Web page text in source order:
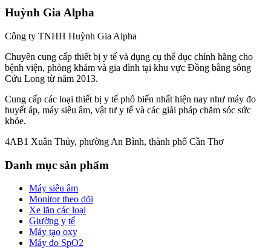
Huỳnh Gia Alpha
Công ty TNHH Huỳnh Gia Alpha
Chuyên cung cấp thiết bị y tế và dụng cụ thể dục chính hãng cho
bệnh viện, phòng khám và gia đình tại khu vực Đồng bằng sông
Cửu Long từ năm 2013.
Cung cấp các loại thiết bị y tế phổ biến nhất hiện nay như máy đo
huyết áp, máy siêu âm, vật tư y tế và các giải pháp chăm sóc sức
khỏe.
4AB1 Xuân Thủy, phường An Bình, thành phố Cần Thơ
Danh mục sản phẩm
Máy siêu âm
Monitor theo dõi
Xe lăn các loại
Giường y tế
Máy tạo oxy
Máy đo SpO2